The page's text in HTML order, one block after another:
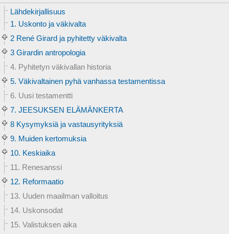
Lähdekirjallisuus
1. Uskonto ja väkivalta
2 René Girard ja pyhitetty väkivalta
3 Girardin antropologia
4. Pyhitetyn väkivallan historia
5. Väkivaltainen pyhä vanhassa testamentissa
6. Uusi testamentti
7. JEESUKSEN ELÄMÄNKERTA
8 Kysymyksiä ja vastausyrityksiä
9. Muiden kertomuksia
10. Keskiaika
11. Renesanssi
12. Reformaatio
13. Uuden maailman valloitus
14. Uskonsodat
15. Valistuksen aika